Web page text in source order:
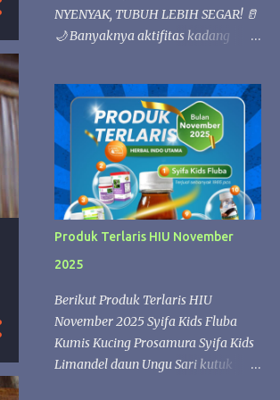
NYENYAK, TUBUH LEBIH SEGAR! 🥛
🌙 Banyaknya aktifitas kadang
untuk menjaga kesehatan tubuh.
Kandungan nutrisi alami dalam susu
kambing Etawafood dapat
membantu memenuhi kebutuhan
gizi harian, sehingga tubuh lebih
rileks dan nyaman saat beristirahat.
✨ Etawafood kaya akan nutrisi
dan kebugaran tubuh. Saat tubuh
mendapatkan asupan yang cukup,
proses pemulihan selama tidur
berlangsung lebih optimal sehingga
Anda dapat bangun dengan
Produk Terlaris HIU November
2025
Berikut Produk Terlaris HIU
November 2025 Syifa Kids Fluba
Kumis Kucing Prosamura Syifa Kids
Limandel daun Ungu Sari kutuk